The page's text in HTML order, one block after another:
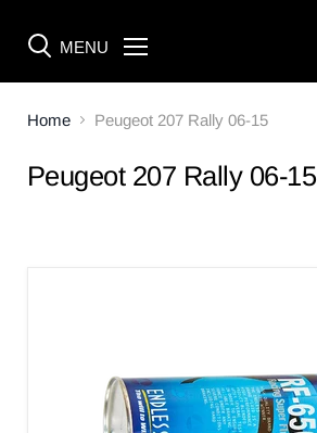
MENU
Home Peugeot 207 Rally 06-15
Peugeot 207 Rally 06-15